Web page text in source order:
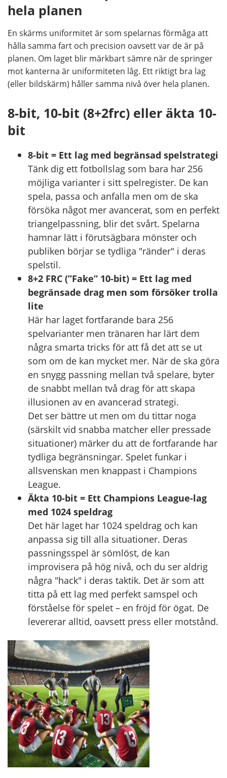
hela planen
En skärms uniformitet är som spelarnas förmåga att
hålla samma fart och precision oavsett var de är på
planen. Om laget blir märkbart sämre när de springer
mot kanterna är uniformiteten låg. Ett riktigt bra lag
(eller bildskärm) håller samma nivå över hela planen.
8-bit, 10-bit (8+2frc) eller äkta 10-
bit
8-bit = Ett lag med begränsad spelstrategi
Tänk dig ett fotbollslag som bara har 256
möjliga varianter i sitt spelregister. De kan
spela, passa och anfalla men om de ska
försöka något mer avancerat, som en perfekt
triangelpassning, blir det svårt. Spelarna
hamnar lätt i förutsägbara mönster och
publiken börjar se tydliga "ränder" i deras
spelstil.
8+2 FRC (”Fake” 10-bit) = Ett lag med
begränsade drag men som försöker trolla
lite
Här har laget fortfarande bara 256
spelvarianter men tränaren har lärt dem
några smarta tricks för att få det att se ut
som om de kan mycket mer. När de ska göra
en snygg passning mellan två spelare, byter
de snabbt mellan två drag för att skapa
illusionen av en avancerad strategi.
Det ser bättre ut men om du tittar noga
(särskilt vid snabba matcher eller pressade
situationer) märker du att de fortfarande har
tydliga begränsningar. Spelet funkar i
allsvenskan men knappast i Champions
League.
Äkta 10-bit = Ett Champions League-lag
med 1024 speldrag
Det här laget har 1024 speldrag och kan
anpassa sig till alla situationer. Deras
passningsspel är sömlöst, de kan
improvisera på hög nivå, och du ser aldrig
några "hack" i deras taktik. Det är som att
titta på ett lag med perfekt samspel och
förståelse för spelet – en fröjd för ögat. De
levererar alltid, oavsett press eller motstånd.